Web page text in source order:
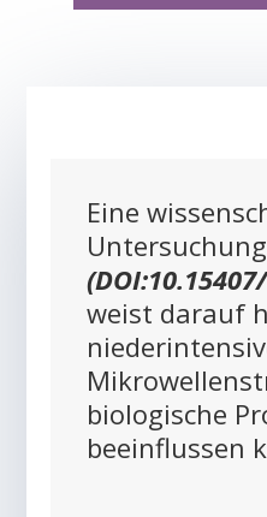
Eine
Untersuchung
weist darauf
biologische
beeinflussen